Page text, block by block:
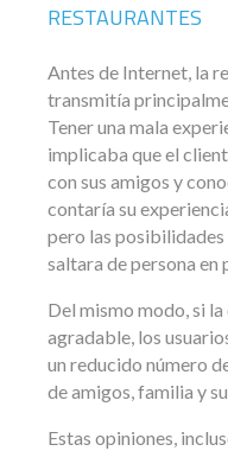
RESTAURANTES
Antes de Internet, la
transmitía
Tener una mala
implicaba que el
con sus amigos y
contaría su
pero las posibilidades
saltara de persona en
Del mismo modo, si
agradable, los
un reducido número
de amigos, familia y
Estas opiniones,